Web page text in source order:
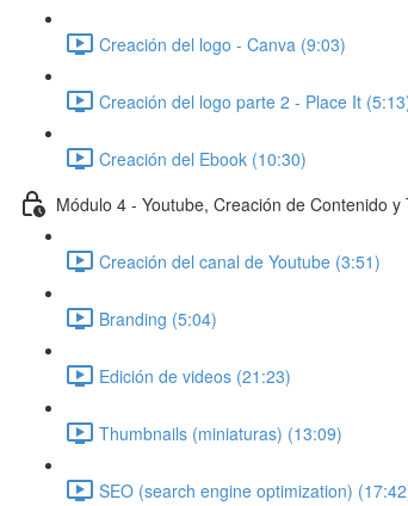
Creación del logo - Canva (9:03)
Creación del logo parte 2 - Place It
Creación del Ebook (10:30)
Módulo 4 - Youtube, Creación de Contenido y
Creación del canal de Youtube (3:51)
Branding (5:04)
Edición de videos (21:23)
Thumbnails (miniaturas) (13:09)
SEO (search engine optimization)